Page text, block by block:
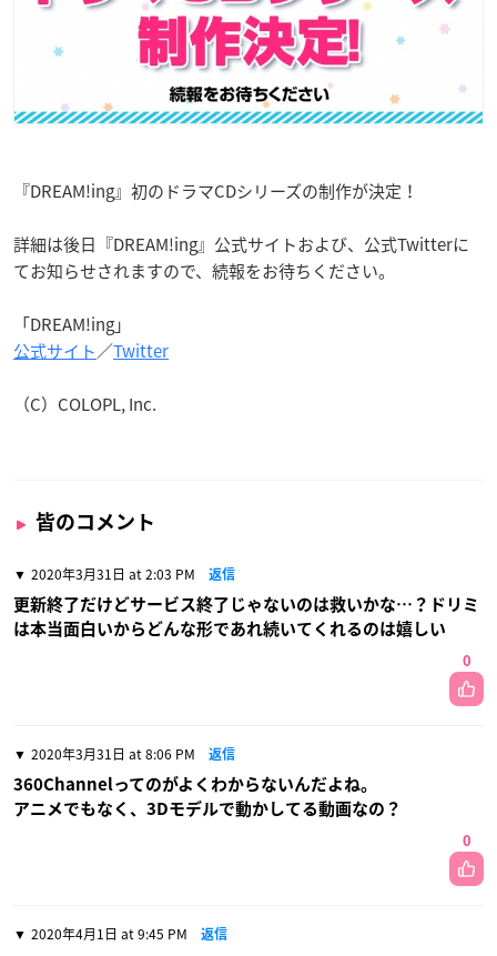
『DREAM!ing』初のドラマCDシリーズの制作が決定！
詳細は後日『DREAM!ing』公式サイトおよび、公式Twitterに
てお知らせされますので、続報をお待ちください。
「DREAM!ing」
公式サイト／Twitter
（C）COLOPL, Inc.
皆のコメント
2020年3月31日 at 2:03 PM 返信
更新終了だけどサービス終了じゃないのは救いかな…？ドリミ
は本当面白いからどんな形であれ続いてくれるのは嬉しい
0
2020年3月31日 at 8:06 PM 返信
360Channelってのがよくわからないんだよね。
アニメでもなく、3Dモデルで動かしてる動画なの？
0
2020年4月1日 at 9:45 PM 返信